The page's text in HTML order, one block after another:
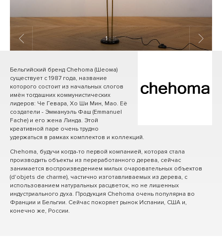
1/ 11
Бельгийский бренд Chehoma (Шеома)
существует с 1987 года, название
которого состоит из начальных слогов
имён тогдашних коммунистических
лидеров: Че Гевара, Хо Ши Мин, Мао. Её
создатели - Эммануэль Фаш (Emmanuel
Fache) и его жена Линда. Этой
креативной паре очень трудно
удержаться в рамках комплектов и коллекций.
Chehoma, будучи когда-то первой компанией, которая стала
производить объекты из переработанного дерева, сейчас
занимается воспроизведением милых очаровательных объектов
(d'objets de charme), частично изготавливаемых из дерева, с
использованием натуральных расцветок, но не лишенных
индустриального духа. Продукция Chehoma очень популярна во
Франции и Бельгии. Сейчас покоряет рынок Испании, США и,
конечно же, России.